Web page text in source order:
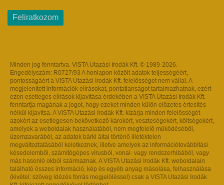
Feliratkozom
Minden jog fenntartva. VISTA Utazási Irodák Kft. © 1989-2026.
Engedélyszám: R0727/93 A honlapon közölt adatok teljességéért,
pontosságáért a VISTA Utazási Irodák Kft. felelősséget nem vállal. A
megjelenített információk elírásokat, pontatlanságot tartalmazhatnak, ezért
ezen esetleges elírások kijavítása érdekében a VISTA Utazási Irodák Kft.
fenntartja magának a jogot, hogy ezeket minden külön előzetes értesítés
nélkül kijavítsa. A VISTA Utazási Irodák Kft. kizárja minden felelősségét
azokért az esetlegesen bekövetkező károkért, veszteségekért, költségekért,
amelyek a weboldalak használatából, nem megfelelő működéséből,
üzemzavarából, az adatok bárki által történő illetéktelen
megváltoztatásából keletkeznek, illetve amelyek az információtovábbítási
késedelemből, számítógépes vírusból, vonal- vagy rendszerhibából, vagy
más hasonló okból származnak. A VISTA Utazási Irodák Kft. weboldalain
található összes információ, kép és egyéb anyag másolása, felhasználása
(kivétel: szöveg idézés forrás megjelöléssel) csak a VISTA Utazási Irodák